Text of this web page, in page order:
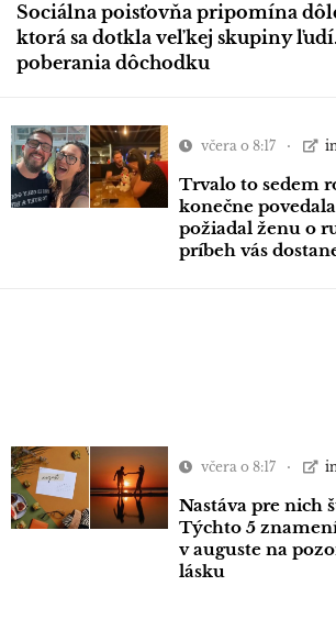
Sociálna poisťovňa pripomína
ktorá sa dotkla veľkej skupiny
poberania dôchodku
včera o 8:17
Trvalo to sedem
konečne
požiadal ženu o
príbeh vás
včera o 8:17
Nastáva pre nich
Týchto 5
v auguste na
lásku